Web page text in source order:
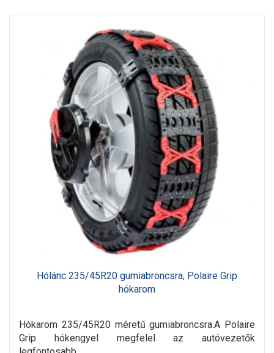
Hólánc 235/45R20 gumiabroncsra, Polaire Grip
hókarom
Hókarom 235/45R20 méretű gumiabroncsra.A Polaire
Grip hókengyel megfelel az autóvezetők